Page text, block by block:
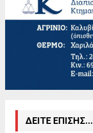
ΔΕΙΤΕ ΕΠΙΣΗΣ...